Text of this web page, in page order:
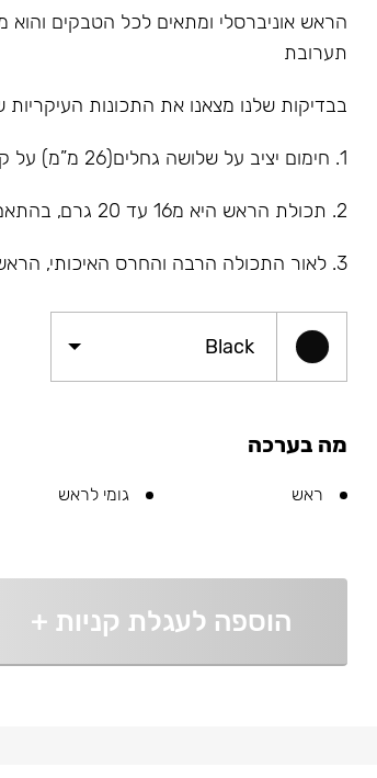
הראש אוניברסלי ומתאים לכל הטבקים
תערובת
בבדיקות שלנו מצאנו את התכונות
1. חימום יציב על שלושה גחלים(26 מ”מ) על קלאוד קר אורך כ-7 דקות
2. תכולת הראש היא מ16 עד 20 גרם, בהתאם לדחיסות הרצויה
3. לאור התכולה הרבה והחרס האיכותי, הראש מתעשן יותר משעה
Black
מה בערכה
ראש גומי לראש
הוספה לעגלת קניות +